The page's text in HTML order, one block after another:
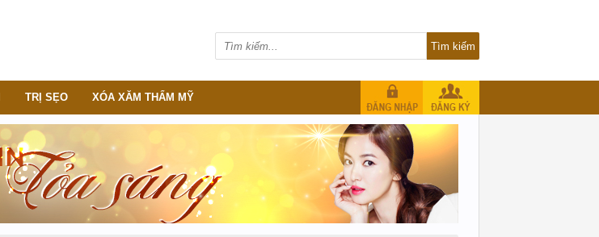
TRỊ SẸO XÓA XĂM THẨM MỸ